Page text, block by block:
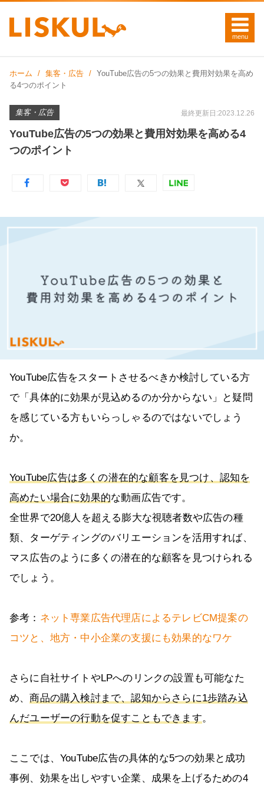
ホーム 集客・広告
YouTube広告の5つの効果と費用対効果を高め
る4つのポイント
集客・広告 最終更新日:2023.12.26
YouTube広告の5つの効果と費用対効果を高める4
つのポイント
YouTube広告をスタートさせるべきか検討している方
で「具体的に効果が見込めるのか分からない」と疑問
を感じている方もいらっしゃるのではないでしょう
か。
YouTube広告は多くの潜在的な顧客を見つけ、認知を
高めたい場合に効果的な動画広告です。
全世界で20億人を超える膨大な視聴者数や広告の種
類、ターゲティングのバリエーションを活用すれば、
マス広告のように多くの潜在的な顧客を見つけられる
でしょう。
参考： ネット専業広告代理店によるテレビCM提案の
コツと、地方・中小企業の支援にも効果的なワケ
さらに自社サイトやLPへのリンクの設置も可能なた
め、商品の購入検討まで、認知からさらに1歩踏み込
んだユーザーの行動を促すこともできます。
ここでは、YouTube広告の具体的な5つの効果と成功
事例、効果を出しやすい企業、成果を上げるための4